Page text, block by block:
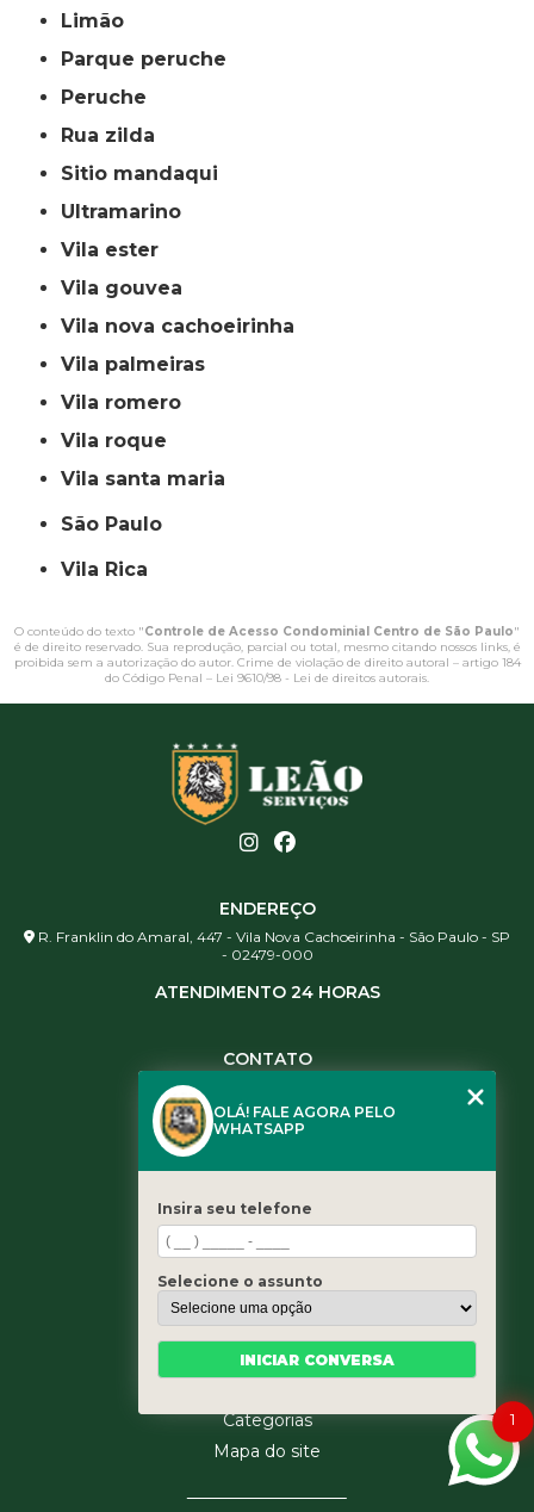
limão
parque peruche
peruche
rua zilda
sitio mandaqui
ultramarino
vila ester
vila gouvea
vila nova cachoeirinha
vila palmeiras
vila romero
vila roque
vila santa maria
São Paulo
Vila Rica
O conteúdo do texto "Controle de Acesso Condominial Centro de São Paulo"
é de direito reservado. Sua reprodução, parcial ou total, mesmo citando nossos links, é
proibida sem a autorização do autor. Crime de violação de direito autoral – artigo 184
do Código Penal – Lei 9610/98 - Lei de direitos autorais.
ENDEREÇO
R. Franklin do Amaral, 447 - Vila Nova Cachoeirinha - São Paulo - SP
- 02479-000
ATENDIMENTO 24 HORAS
CONTATO
(11) 3461-5871
contato@leaoservicos.com.br
Home
Quem somos
Serviços
Blog
Categorias
Mapa do site
1
OLÁ! FALE AGORA PELO
WHATSAPP
Insira seu telefone
Selecione o assunto
INICIAR CONVERSA